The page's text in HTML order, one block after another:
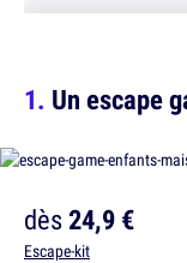
Un escape
dès24,9 €
Escape-kit